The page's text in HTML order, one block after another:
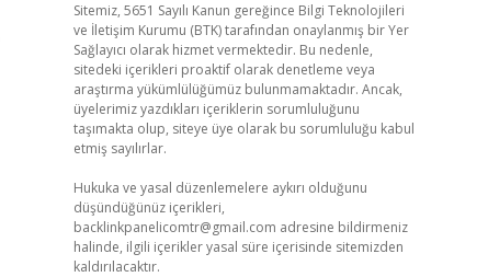
Sitemiz, 5651 Sayılı Kanun gereğince Bilgi Teknolojileri
ve İletişim Kurumu (BTK) tarafından onaylanmış bir Yer
Sağlayıcı olarak hizmet vermektedir. Bu nedenle,
sitedeki içerikleri proaktif olarak denetleme veya
araştırma yükümlülüğümüz bulunmamaktadır. Ancak,
üyelerimiz yazdıkları içeriklerin sorumluluğunu
taşımakta olup, siteye üye olarak bu sorumluluğu kabul
etmiş sayılırlar.
Hukuka ve yasal düzenlemelere aykırı olduğunu
düşündüğünüz içerikleri,
backlinkpanelicomtr@gmail.com adresine bildirmeniz
halinde, ilgili içerikler yasal süre içerisinde sitemizden
kaldırılacaktır.